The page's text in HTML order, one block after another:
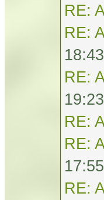
RE:
RE:
18:43
RE:
19:23
RE:
RE:
17:55
RE: